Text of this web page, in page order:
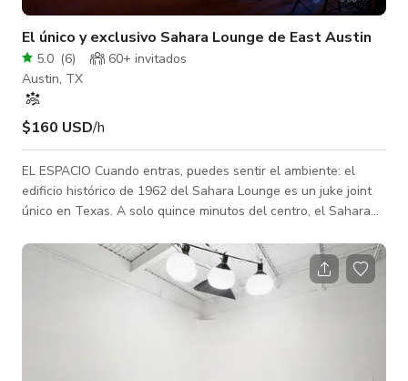
El único y exclusivo Sahara Lounge de East Austin
5.0 (6)
60+ invitados
Austin, TX
$160 USD/h
EL ESPACIO Cuando entras, puedes sentir el ambiente: el
edificio histórico de 1962 del Sahara Lounge es un juke joint
único en Texas. A solo quince minutos del centro, el Sahara
con muelles, patio trasero y amplio estacionamiento gratuito,
todo en un ambiente relajado lleno de carácter único. Ya no
se ven lugares como este. Además de ser uno de los locales
de música en vivo favoritos de Austin, el Sahara Lounge está